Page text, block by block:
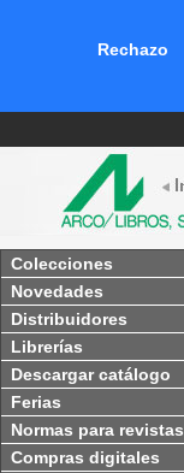
Rechazo
Colecciones
Novedades
Distribuidores
Librerías
Descargar catálogo
Ferias
Normas para revistas
Compras digitales